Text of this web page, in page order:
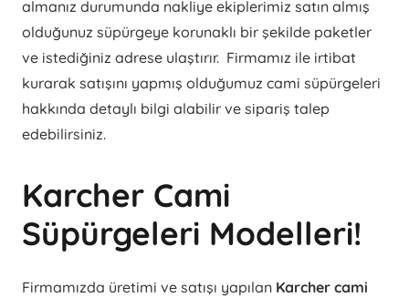
almanız durumunda nakliye ekiplerimiz satın almış
olduğunuz süpürgeye korunaklı bir şekilde paketler
ve istediğiniz adrese ulaştırır. Firmamız ile irtibat
kurarak satışını yapmış olduğumuz cami süpürgeleri
hakkında detaylı bilgi alabilir ve sipariş talep
edebilirsiniz.
Karcher Cami
Süpürgeleri Modelleri!
Firmamızda üretimi ve satışı yapılan Karcher cami